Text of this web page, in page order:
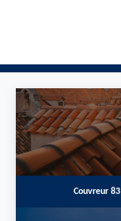
Couvreur 83